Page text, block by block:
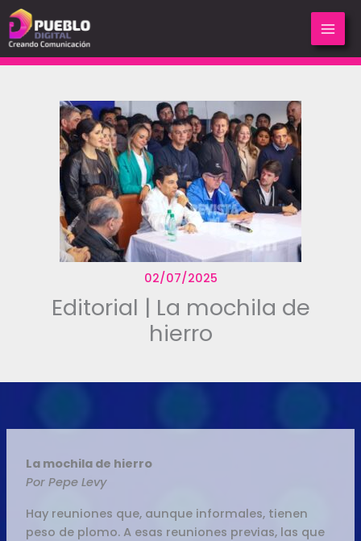
al
contenido
02/07/2025
Editorial | La mochila de
hierro
La mochila de hierro
Por Pepe Levy
Hay reuniones que, aunque informales, tienen
peso de plomo. A esas reuniones previas, las que